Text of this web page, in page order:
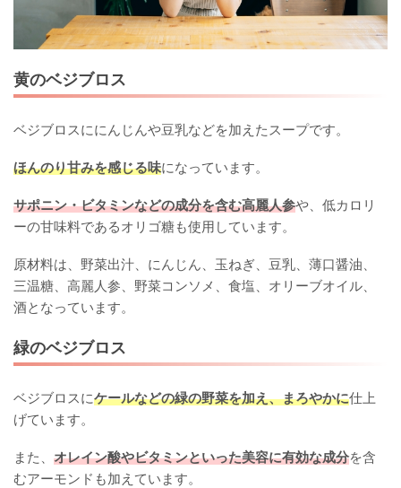
黄のベジブロス
ベジブロスににんじんや豆乳などを加えたスープです。
ほんのり甘みを感じる味になっています。
サポニン・ビタミンなどの成分を含む高麗人参や、低カロリ
ーの甘味料であるオリゴ糖も使用しています。
原材料は、野菜出汁、にんじん、玉ねぎ、豆乳、薄口醤油、
三温糖、高麗人参、野菜コンソメ、食塩、オリーブオイル、
酒となっています。
緑のベジブロス
ベジブロスにケールなどの緑の野菜を加え、まろやかに仕上
げています。
また、 オレイン酸やビタミンといった美容に有効な成分を含
むアーモンドも加えています。